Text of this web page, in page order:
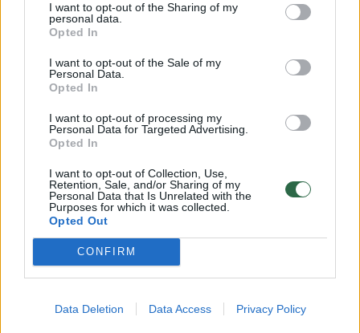
I want to opt-out of the Sharing of my
personal data.
Opted In
I want to opt-out of the Sale of my
Personal Data.
Opted In
I want to opt-out of processing my
Personal Data for Targeted Advertising.
Opted In
I want to opt-out of Collection, Use,
Retention, Sale, and/or Sharing of my
Personal Data that Is Unrelated with the
Purposes for which it was collected.
Opted Out
CONFIRM
Data Deletion Data Access Privacy Policy
mažino likvidaus bendrovės turto masę bei
didino bendrovės įsipareigojimus
kreditoriams, kai jam, kaip vadovui, buvo
žinoma, jog atitinkamų nuostolingų sandorių
sprendimų priėmimas, turto pardavimas
tretiesiems asmenims už ženkliai mažesnę
kainą nei savikaina, pažeidžiant bendrovės
kreditorių teises ir teisėtus interesus, sudarė
bendrovei nuostolingus ir ekonomiškai
nenaudingus sandorius, apribojo kreditorių
galimybes nukreipti išieškojimą į bendrovės